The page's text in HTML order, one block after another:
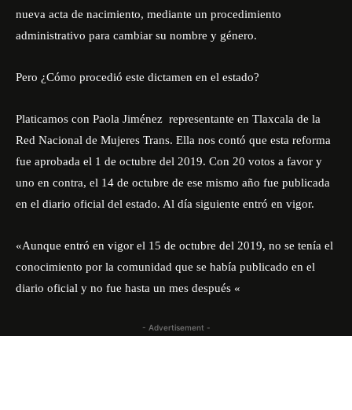
nueva acta de nacimiento, mediante un procedimiento
administrativo para cambiar su nombre y género.
Pero ¿Cómo procedió este dictamen en el estado?
Platicamos con Paola Jiménez representante en Tlaxcala de la
Red Nacional de Mujeres Trans. Ella nos contó que esta reforma
fue aprobada el 1 de octubre del 2019. Con 20 votos a favor y
uno en contra, el 14 de octubre de ese mismo año fue publicada
en el diario oficial del estado. Al día siguiente entró en vigor.
«Aunque entró en vigor el 15 de octubre del 2019, no se tenía el
conocimiento por la comunidad que se había publicado en el
diario oficial y no fue hasta un mes después «
- Advertisement -